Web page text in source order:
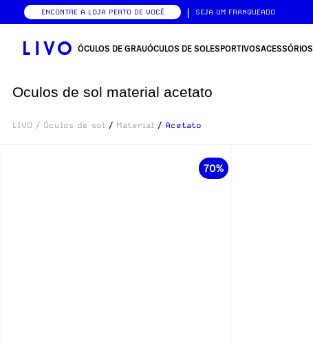
ENCONTRE A LOJA PERTO DE VOCÊ | SEJA UM FRANQUEADO
ÓCULOS DE GRAUÓCULOS DE SOLESPORTIVOSACESSÓRIOS
Oculos de sol material acetato
LIVO / Óculos de sol / Material / Acetato
70%